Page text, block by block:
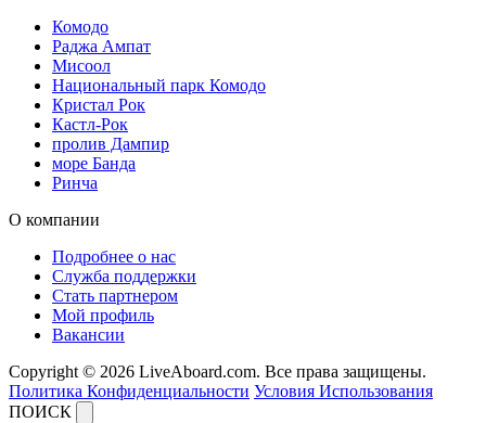
Комодо
Раджа Ампат
Мисоол
Национальный парк Комодо
Кристал Рок
Кастл-Рок
пролив Дампир
море Банда
Ринча
О компании
Подробнее о нас
Служба поддержки
Стать партнером
Мой профиль
Вакансии
Copyright © 2026 LiveAboard.com. Все права защищены.
Политика Конфиденциальности Условия Использования
ПОИСК